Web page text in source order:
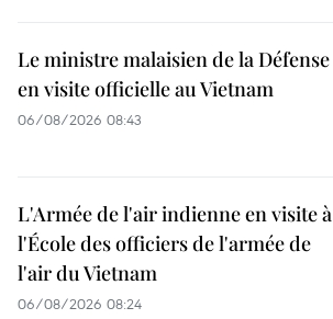
Le ministre malaisien de la Défense
en visite officielle au Vietnam
06/08/2026 08:43
L'Armée de l'air indienne en visite à
l'École des officiers de l'armée de
l'air du Vietnam
06/08/2026 08:24